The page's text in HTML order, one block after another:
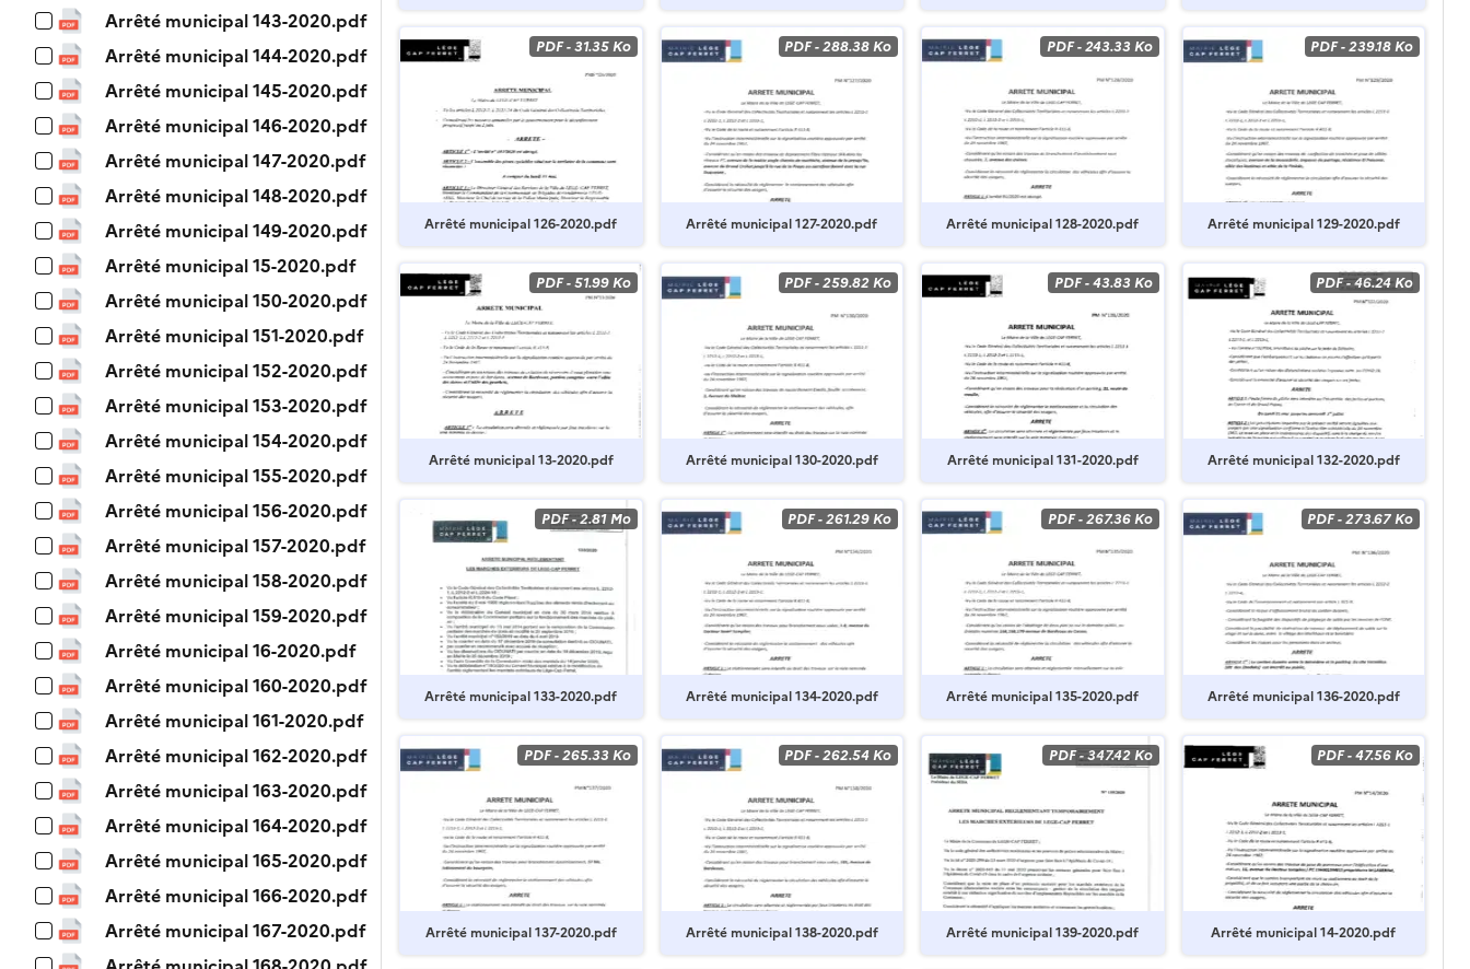
Arrêté municipal 143-2020.pdf
Arrêté municipal 144-2020.pdf
Arrêté municipal 145-2020.pdf
Arrêté municipal 146-2020.pdf
Arrêté municipal 147-2020.pdf
Arrêté municipal 148-2020.pdf
Arrêté municipal 149-2020.pdf
Arrêté municipal 15-2020.pdf
Arrêté municipal 150-2020.pdf
Arrêté municipal 151-2020.pdf
Arrêté municipal 152-2020.pdf
Arrêté municipal 153-2020.pdf
Arrêté municipal 154-2020.pdf
Arrêté municipal 155-2020.pdf
Arrêté municipal 156-2020.pdf
Arrêté municipal 157-2020.pdf
Arrêté municipal 158-2020.pdf
Arrêté municipal 159-2020.pdf
Arrêté municipal 16-2020.pdf
Arrêté municipal 160-2020.pdf
Arrêté municipal 161-2020.pdf
Arrêté municipal 162-2020.pdf
Arrêté municipal 163-2020.pdf
Arrêté municipal 164-2020.pdf
Arrêté municipal 165-2020.pdf
Arrêté municipal 166-2020.pdf
Arrêté municipal 167-2020.pdf
PDF-31.35 Ko
Arrêté municipal 126-2020.pdf
PDF-288.38 Ko
Arrêté municipal 127-2020.pdf
PDF-243.33 Ko
Arrêté municipal 128-2020.pdf
PDF-239.18 Ko
Arrêté municipal 129-2020.pdf
PDF-51.99 Ko
Arrêté municipal 13-2020.pdf
PDF-259.82 Ko
Arrêté municipal 130-2020.pdf
PDF-43.83 Ko
Arrêté municipal 131-2020.pdf
PDF-46.24 Ko
Arrêté municipal 132-2020.pdf
PDF-2.81 Mo
Arrêté municipal 133-2020.pdf
PDF-261.29 Ko
Arrêté municipal 134-2020.pdf
PDF-267.36 Ko
Arrêté municipal 135-2020.pdf
PDF-273.67 Ko
Arrêté municipal 136-2020.pdf
PDF-265.33 Ko
Arrêté municipal 137-2020.pdf
PDF-262.54 Ko
Arrêté municipal 138-2020.pdf
PDF-347.42 Ko
Arrêté municipal 139-2020.pdf
PDF-47.56 Ko
Arrêté municipal 14-2020.pdf